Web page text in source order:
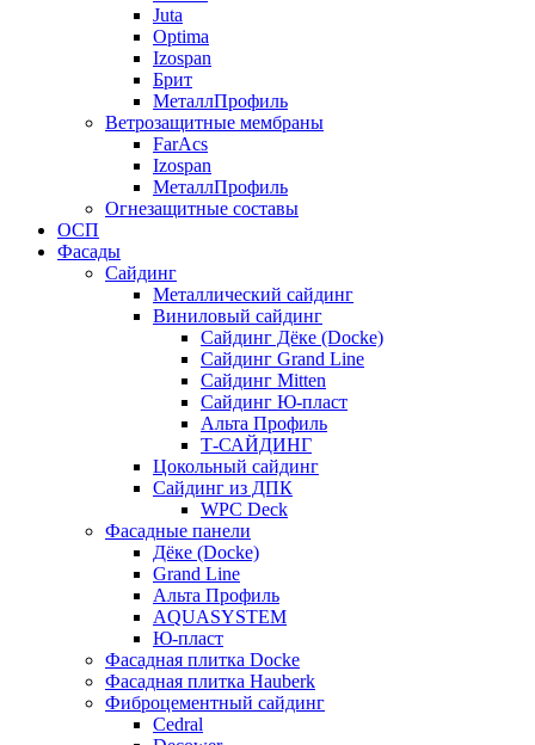
Juta
Optima
Izospan
Брит
МеталлПрофиль
Ветрозащитные мембраны
FarAcs
Izospan
МеталлПрофиль
Огнезащитные составы
ОСП
Фасады
Сайдинг
Металлический сайдинг
Виниловый сайдинг
Сайдинг Дёке (Docke)
Сайдинг Grand Line
Сайдинг Mitten
Сайдинг Ю-пласт
Альта Профиль
Т-САЙДИНГ
Цокольный сайдинг
Сайдинг из ДПК
WPC Deck
Фасадные панели
Дёке (Docke)
Grand Line
Альта Профиль
AQUASYSTEM
Ю-пласт
Фасадная плитка Docke
Фасадная плитка Hauberk
Фиброцементный сайдинг
Cedral